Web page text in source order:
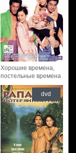
Хорошие времена,
постельные времена
dvd